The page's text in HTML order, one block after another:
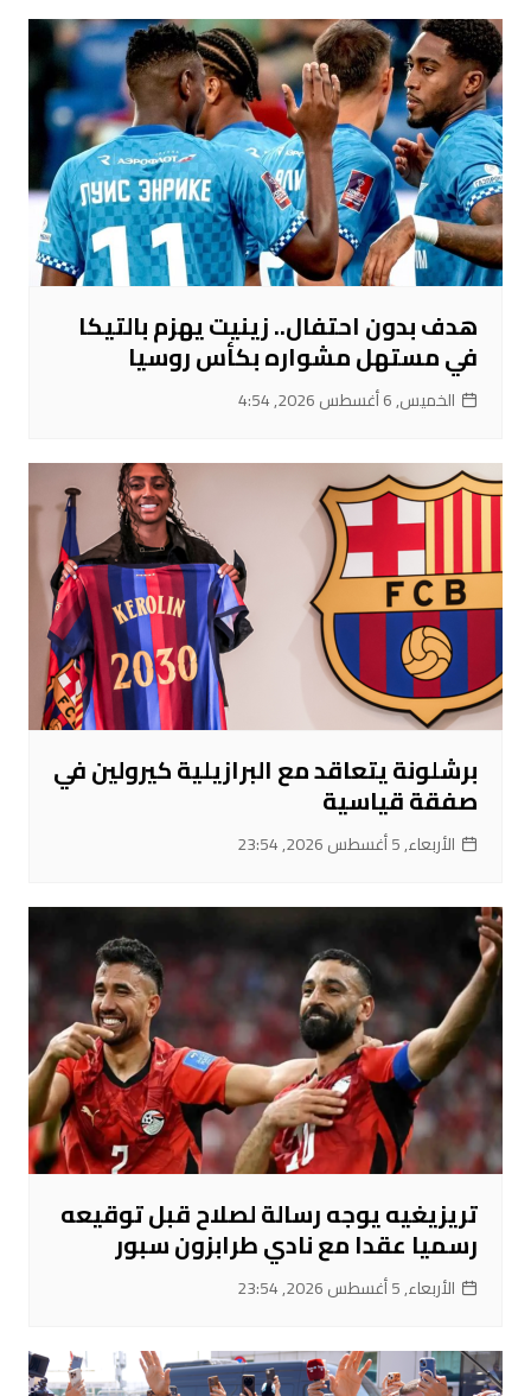
هدف بدون احتفال.. زينيت يهزم بالتيكا
في مستهل مشواره بكأس روسيا
الخميس, 6 أغسطس 2026, 4:54
برشلونة يتعاقد مع البرازيلية كيرولين في
صفقة قياسية
الأربعاء, 5 أغسطس 2026, 23:54
تريزيغيه يوجه رسالة لصلاح قبل توقيعه
رسميا عقدا مع نادي طرابزون سبور
الأربعاء, 5 أغسطس 2026, 23:54